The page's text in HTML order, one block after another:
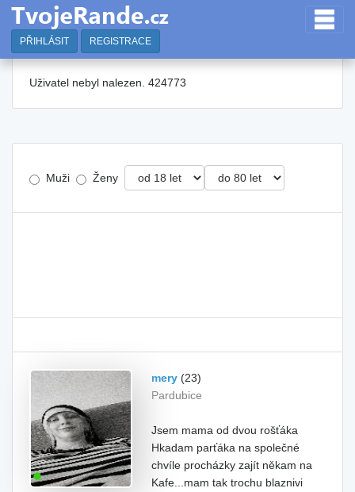
PŘIHLÁSIT REGISTRACE
Uživatel nebyl nalezen. 424773
Muži Ženy
mery (23)
Pardubice
Jsem mama od dvou rošťáka
Hkadam parťáka na společné
chvíle procházky zajít někam na
Kafe...mam tak trochu blaznivi